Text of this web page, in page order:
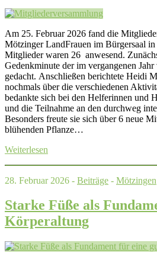
Am 25. Februar 2026 fand die
Mötzinger LandFrauen im Bürgersaal
Mitglieder waren 26 anwesend.
Gedenkminute der im vergangenen
gedacht. Anschließen berichtete Heidi
nochmals über die verschiedenen
bedankte sich bei den Helferinnen und
und die Teilnahme an den durchweg
Besonders freute sie sich über 6 neue
blühenden Pflanze…
Weiterlesen
28. Februar 2026 - Beiträge - Mötzingen
Starke Füße als
Körperaltung